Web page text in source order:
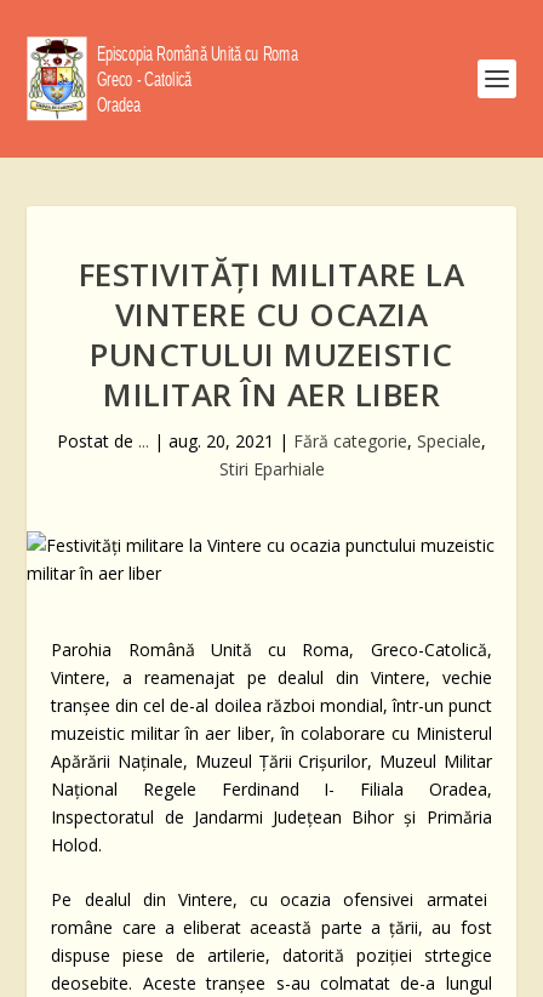
FESTIVITĂȚI MILITARE LA
VINTERE CU OCAZIA
PUNCTULUI MUZEISTIC
MILITAR ÎN AER LIBER
Postat de ... | aug. 20, 2021 | Fără categorie, Speciale,
Stiri Eparhiale
Parohia Română Unită cu Roma, Greco-Catolică,
Vintere, a reamenajat pe dealul din Vintere, vechie
tranșee din cel de-al doilea război mondial, într-un punct
muzeistic militar în aer liber, în colaborare cu Ministerul
Apărării Naținale, Muzeul Țării Crișurilor, Muzeul Militar
Național Regele Ferdinand I- Filiala Oradea,
Inspectoratul de Jandarmi Județean Bihor și Primăria
Holod.
Pe dealul din Vintere, cu ocazia ofensivei armatei
române care a eliberat această parte a țării, au fost
dispuse piese de artilerie, datorită poziției strtegice
deosebite. Aceste tranșee s-au colmatat de-a lungul